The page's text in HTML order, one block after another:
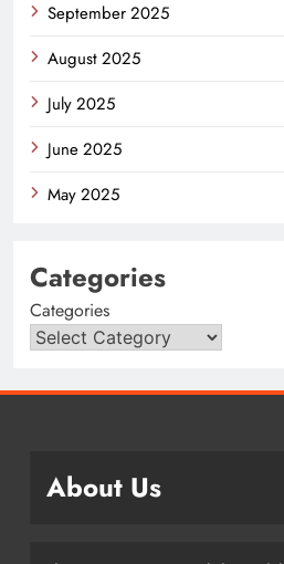
September 2025
August 2025
July 2025
June 2025
May 2025
Categories
Categories
About Us